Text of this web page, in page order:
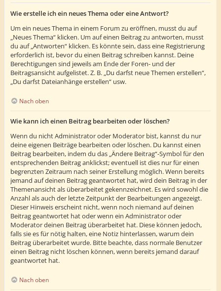
Wie erstelle ich ein neues Thema oder eine Antwort?
Um ein neues Thema in einem Forum zu eröffnen, musst du auf
„Neues Thema“ klicken. Um auf einen Beitrag zu antworten, musst
du auf „Antworten“ klicken. Es könnte sein, dass eine Registrierung
erforderlich ist, bevor du einen Beitrag schreiben kannst. Deine
Berechtigungen sind jeweils am Ende der Foren- und der
Beitragsansicht aufgelistet. Z. B. „Du darfst neue Themen erstellen“,
„Du darfst Dateianhänge erstellen“ usw.
Nach oben
Wie kann ich einen Beitrag bearbeiten oder löschen?
Wenn du nicht Administrator oder Moderator bist, kannst du nur
deine eigenen Beiträge bearbeiten oder löschen. Du kannst einen
Beitrag bearbeiten, indem du das „Ändere Beitrag“-Symbol für den
entsprechenden Beitrag anklickst; eventuell ist dies nur für einen
begrenzten Zeitraum nach seiner Erstellung möglich. Wenn bereits
jemand auf deinen Beitrag geantwortet hat, wird dein Beitrag in der
Themenansicht als überarbeitet gekennzeichnet. Es wird sowohl die
Anzahl als auch der letzte Zeitpunkt der Bearbeitungen angezeigt.
Dieser Hinweis erscheint nicht, wenn noch niemand auf deinen
Beitrag geantwortet hat oder wenn ein Administrator oder
Moderator deinen Beitrag überarbeitet hat. Diese können jedoch,
falls sie es für nötig halten, eine Notiz hinterlassen, warum dein
Beitrag überarbeitet wurde. Bitte beachte, dass normale Benutzer
einen Beitrag nicht löschen können, wenn bereits jemand darauf
geantwortet hat.
Nach oben